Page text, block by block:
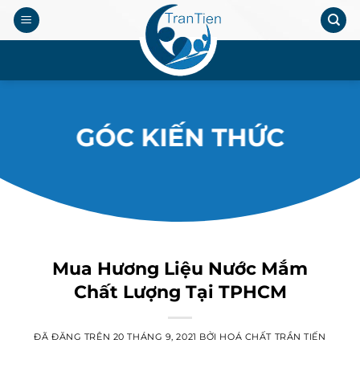
Chuyển
đến
.
GÓC KIẾN THỨC
Mua Hương Liệu Nước Mắm
Chất Lượng Tại TPHCM
ĐÃ ĐĂNG TRÊN 20 THÁNG 9, 2021 BỞI HOÁ CHẤT TRẦN TIẾN